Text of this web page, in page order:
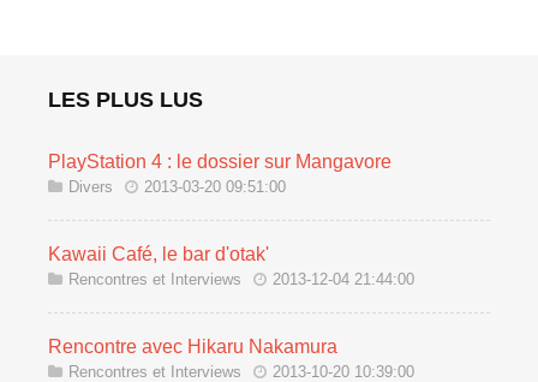
LES PLUS LUS
PlayStation 4 : le dossier sur Mangavore
Divers 2013-03-20 09:51:00
Kawaii Café, le bar d'otak'
Rencontres et Interviews 2013-12-04 21:44:00
Rencontre avec Hikaru Nakamura
Rencontres et Interviews 2013-10-20 10:39:00